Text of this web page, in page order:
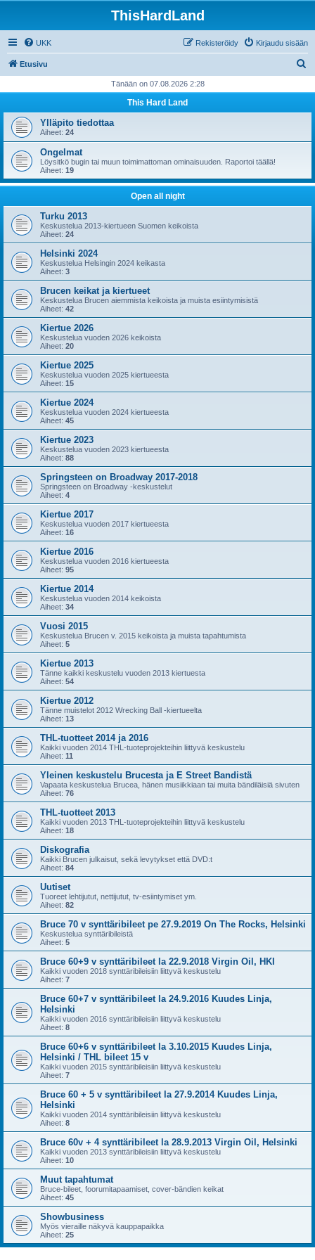
ThisHardLand
UKK Kirjaudu sisään
Rekisteröidy
Etusivu
i
Tänään on 07.08.2026 2:28
This Hard Land
Ylläpito tiedottaa
Aiheet: 24
Ongelmat
Löysitkö bugin tai muun toimimattoman ominaisuuden. Raportoi täällä!
Aiheet: 19
Open all night
Turku 2013
Keskustelua 2013-kiertueen Suomen keikoista
Aiheet: 24
Helsinki 2024
Keskustelua Helsingin 2024 keikasta
Aiheet: 3
Brucen keikat ja kiertueet
Keskustelua Brucen aiemmista keikoista ja muista esiintymisistä
Aiheet: 42
Kiertue 2026
Keskustelua vuoden 2026 keikoista
Aiheet: 20
Kiertue 2025
Keskustelua vuoden 2025 kiertueesta
Aiheet: 15
Kiertue 2024
Keskustelua vuoden 2024 kiertueesta
Aiheet: 45
Kiertue 2023
Keskustelua vuoden 2023 kiertueesta
Aiheet: 88
Springsteen on Broadway 2017-2018
Springsteen on Broadway -keskustelut
Aiheet: 4
Kiertue 2017
Keskustelua vuoden 2017 kiertueesta
Aiheet: 16
Kiertue 2016
Keskustelua vuoden 2016 kiertueesta
Aiheet: 95
Kiertue 2014
Keskustelua vuoden 2014 keikoista
Aiheet: 34
Vuosi 2015
Keskustelua Brucen v. 2015 keikoista ja muista tapahtumista
Aiheet: 5
Kiertue 2013
Tänne kaikki keskustelu vuoden 2013 kiertuesta
Aiheet: 54
Kiertue 2012
Tänne muistelot 2012 Wrecking Ball -kiertueelta
Aiheet: 13
THL-tuotteet 2014 ja 2016
Kaikki vuoden 2014 THL-tuoteprojekteihin liittyvä keskustelu
Aiheet: 11
Yleinen keskustelu Brucesta ja E Street Bandistä
Vapaata keskustelua Brucea, hänen musiikkiaan tai muita bändiläisiä sivuten
Aiheet: 76
THL-tuotteet 2013
Kaikki vuoden 2013 THL-tuoteprojekteihin liittyvä keskustelu
Aiheet: 18
Diskografia
Kaikki Brucen julkaisut, sekä levytykset että DVD:t
Aiheet: 84
Uutiset
Tuoreet lehtijutut, nettijutut, tv-esiintymiset ym.
Aiheet: 82
Bruce 70 v synttäribileet pe 27.9.2019 On The Rocks, Helsinki
Keskustelua synttäribileistä
Aiheet: 5
Bruce 60+9 v synttäribileet la 22.9.2018 Virgin Oil, HKI
Kaikki vuoden 2018 synttäribileisiin liittyvä keskustelu
Aiheet: 7
Bruce 60+7 v synttäribileet la 24.9.2016 Kuudes Linja,
Helsinki
Kaikki vuoden 2016 synttäribileisiin liittyvä keskustelu
Aiheet: 8
Bruce 60+6 v synttäribileet la 3.10.2015 Kuudes Linja,
Helsinki / THL bileet 15 v
Kaikki vuoden 2015 synttäribileisiin liittyvä keskustelu
Aiheet: 7
Bruce 60 + 5 v synttäribileet la 27.9.2014 Kuudes Linja,
Helsinki
Kaikki vuoden 2014 synttäribileisiin liittyvä keskustelu
Aiheet: 8
Bruce 60v + 4 synttäribileet la 28.9.2013 Virgin Oil, Helsinki
Kaikki vuoden 2013 synttäribileisiin liittyvä keskustelu
Aiheet: 10
Muut tapahtumat
Bruce-bileet, foorumitapaamiset, cover-bändien keikat
Aiheet: 45
Showbusiness
Myös vieraille näkyvä kauppapaikka
Aiheet: 25